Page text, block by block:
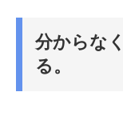
分からな
る。